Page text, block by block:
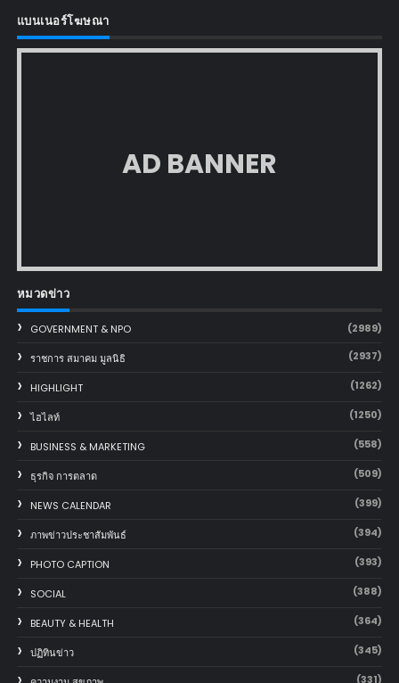
แบนเนอร์โฆษณา
AD BANNER
หมวดข่าว
GOVERNMENT & NPO (2989)
ราชการ สมาคม มูลนิธิ (2937)
HIGHLIGHT (1262)
ไฮไลท์ (1250)
BUSINESS & MARKETING (558)
ธุรกิจ การตลาด (509)
NEWS CALENDAR (399)
ภาพข่าวประชาสัมพันธ์ (394)
PHOTO CAPTION (393)
SOCIAL (388)
BEAUTY & HEALTH (364)
ปฏิทินข่าว (345)
(331)